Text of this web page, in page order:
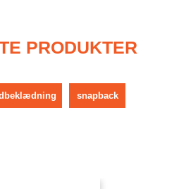
PRODUKTER
snapback